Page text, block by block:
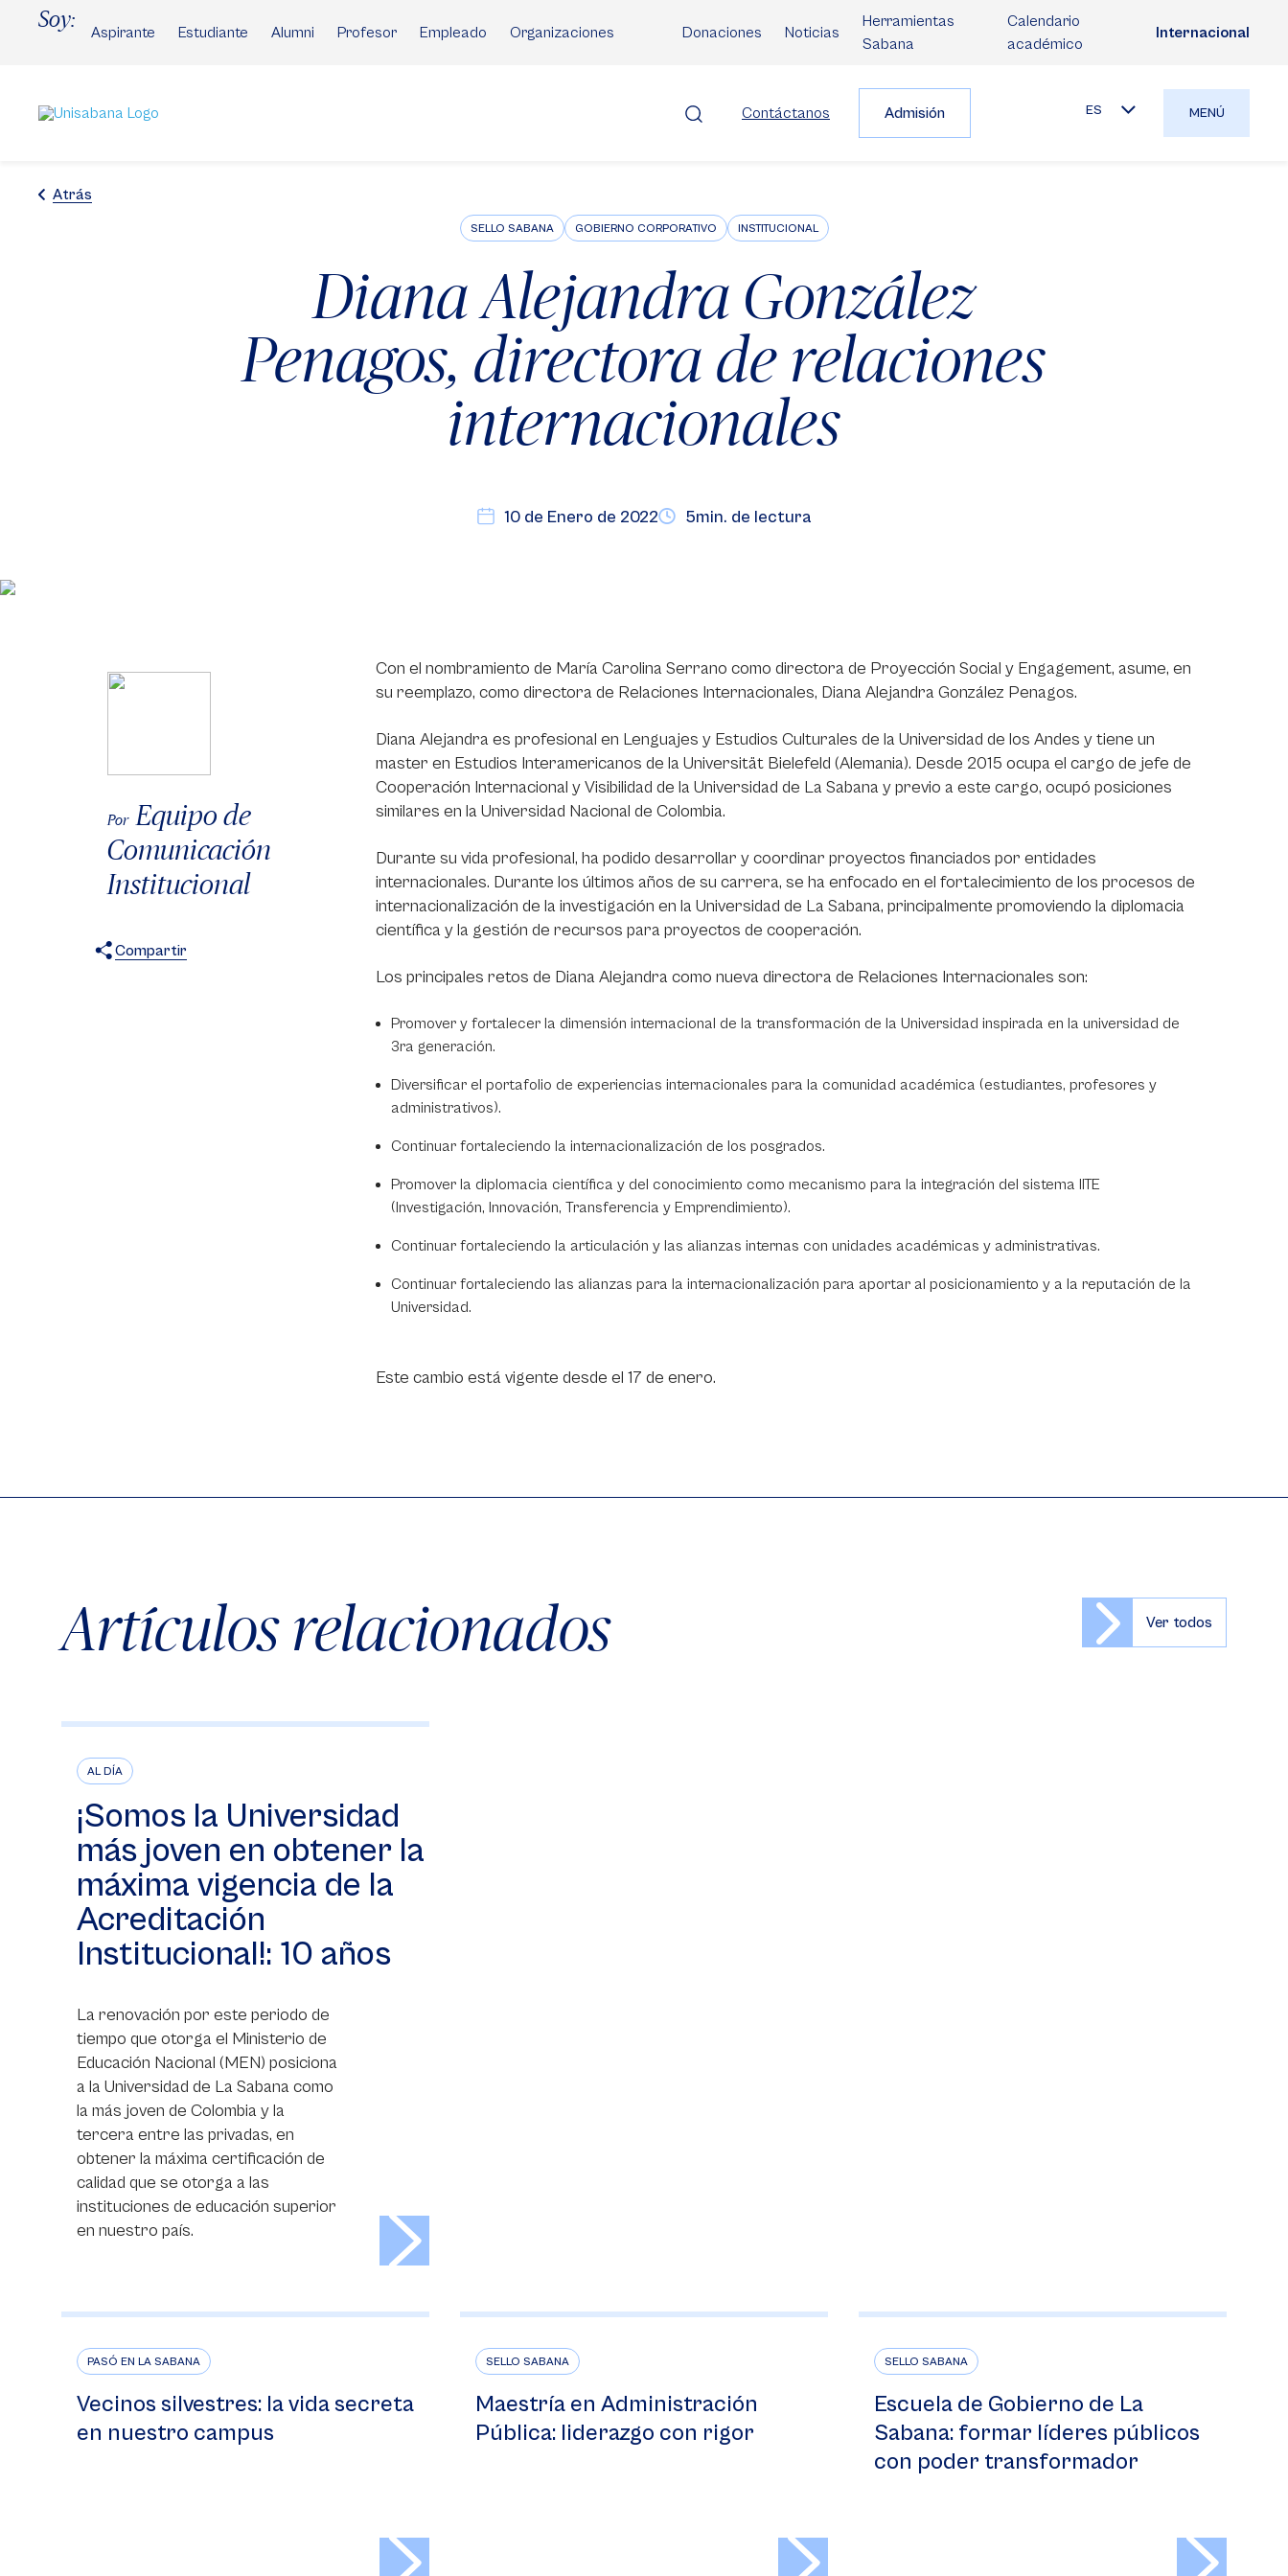
Soy:
Aspirante Estudiante Alumni Profesor Empleado Organizaciones Donaciones Noticias
Herramientas
Sabana
Calendario
académico
Internacional
Contáctanos Admisión ES MENÚ
Atrás
SELLO SABANA GOBIERNO CORPORATIVO INSTITUCIONAL
Diana Alejandra González
Penagos, directora de relaciones
internacionales
10 de Enero de 2022 5min. de lectura
Por Equipo de
Comunicación
Institucional
Compartir
Con el nombramiento de María Carolina Serrano como directora de Proyección Social y Engagement, asume, en
su reemplazo, como directora de Relaciones Internacionales, Diana Alejandra González Penagos.
Diana Alejandra es profesional en Lenguajes y Estudios Culturales de la Universidad de los Andes y tiene un
master en Estudios Interamericanos de la Universität Bielefeld (Alemania). Desde 2015 ocupa el cargo de jefe de
Cooperación Internacional y Visibilidad de la Universidad de La Sabana y previo a este cargo, ocupó posiciones
similares en la Universidad Nacional de Colombia.
Durante su vida profesional, ha podido desarrollar y coordinar proyectos financiados por entidades
internacionales. Durante los últimos años de su carrera, se ha enfocado en el fortalecimiento de los procesos de
internacionalización de la investigación en la Universidad de La Sabana, principalmente promoviendo la diplomacia
científica y la gestión de recursos para proyectos de cooperación.
Los principales retos de Diana Alejandra como nueva directora de Relaciones Internacionales son:
Promover y fortalecer la dimensión internacional de la transformación de la Universidad inspirada en la universidad de
3ra generación.
Diversificar el portafolio de experiencias internacionales para la comunidad académica (estudiantes, profesores y
administrativos).
Continuar fortaleciendo la internacionalización de los posgrados.
Promover la diplomacia científica y del conocimiento como mecanismo para la integración del sistema IITE
(Investigación, Innovación, Transferencia y Emprendimiento).
Continuar fortaleciendo la articulación y las alianzas internas con unidades académicas y administrativas.
Continuar fortaleciendo las alianzas para la internacionalización para aportar al posicionamiento y a la reputación de la
Universidad.
Este cambio está vigente desde el 17 de enero.
Artículos relacionados Ver todos
AL DÍA
¡Somos la Universidad
más joven en obtener la
máxima vigencia de la
Acreditación
Institucional!: 10 años
La renovación por este periodo de
tiempo que otorga el Ministerio de
Educación Nacional (MEN) posiciona
a la Universidad de La Sabana como
la más joven de Colombia y la
tercera entre las privadas, en
obtener la máxima certificación de
calidad que se otorga a las
instituciones de educación superior
en nuestro país.
PASÓ EN LA SABANA
Vecinos silvestres: la vida secreta
en nuestro campus
SELLO SABANA
Maestría en Administración
Pública: liderazgo con rigor
SELLO SABANA
Escuela de Gobierno de La
Sabana: formar líderes públicos
con poder transformador